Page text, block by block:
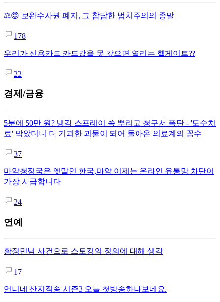
⚖️😡 보완수사권 폐지, 그 참담한 법치주의의 종말
178
우리가 신용카드 카드값을 못 갚으면 열리는 헬게이트??
22
경제/금융
5분에 50만 원? 냉각 스프레이 쓱 뿌리고 청구서 폭탄 - '도수치
료' 막았더니 더 기괴한 괴물이 되어 돌아온 의료계의 꼼수
37
마약청정국은 옛말인 한국,마약 이제는 온라인 유통망 차단이
가장 시급합니다
24
연예
황정민님 사건으로 스토킹의 정의에 대해 생각
17
언니네 산지직송 시즌3 오늘 첫방송하나보네요.